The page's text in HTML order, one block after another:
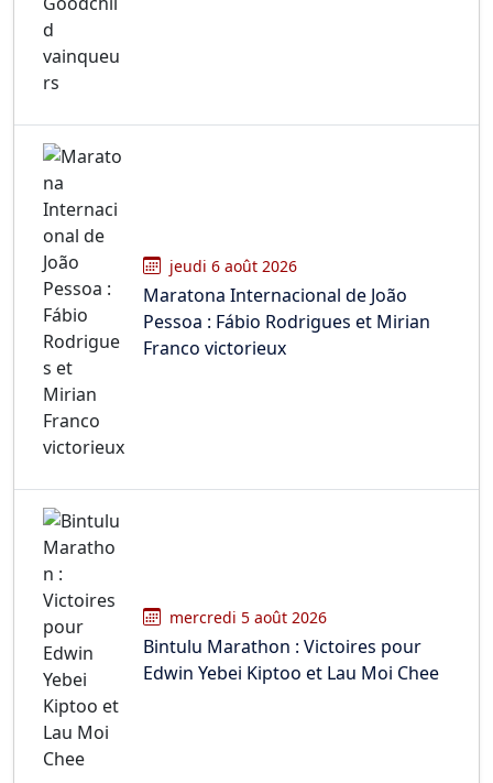
jeudi 6 août 2026
Maratona Internacional de João
Pessoa : Fábio Rodrigues et Mirian
Franco victorieux
mercredi 5 août 2026
Bintulu Marathon : Victoires pour
Edwin Yebei Kiptoo et Lau Moi Chee